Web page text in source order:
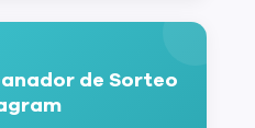
de Sorteo